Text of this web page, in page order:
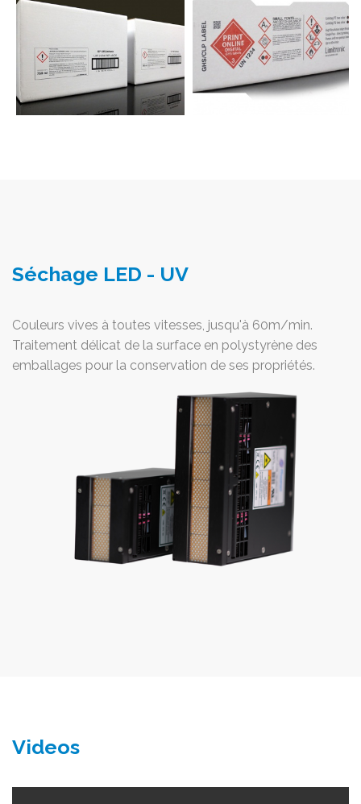
Séchage LED - UV
Couleurs vives à toutes vitesses, jusqu'à 60m/min.
Traitement délicat de la surface en polystyrène des
emballages pour la conservation de ses propriétés.
Videos